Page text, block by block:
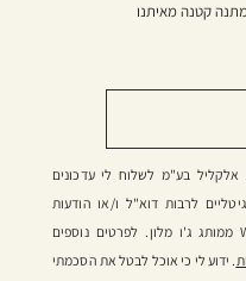
מתנה קטנה מאיתנו
בע"מ לשלוח לי עדכונים
לרבות דוא"ל ו/או הודעות
SMS ו/או WhatsApp ממותג ג'ו מלון. לפרטים נוספים
. ידוע לי כי אוכל לבטל את הסכמתי